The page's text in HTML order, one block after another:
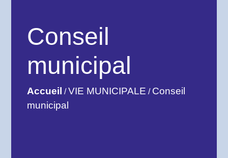
Conseil
municipal
Accueil /VIE MUNICIPALE / Conseil
municipal